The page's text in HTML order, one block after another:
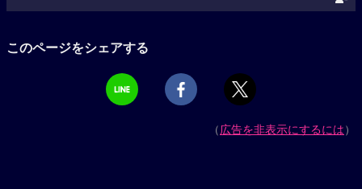
このページをシェアする
（広告を非表示にするには）